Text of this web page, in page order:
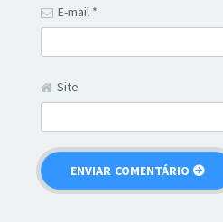
E-mail *
Site